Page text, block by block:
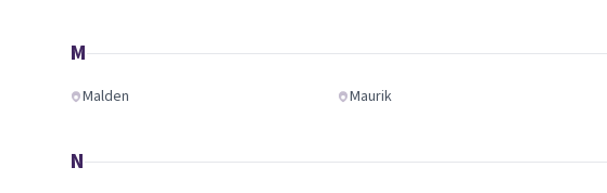
M
Malden Maurik
N